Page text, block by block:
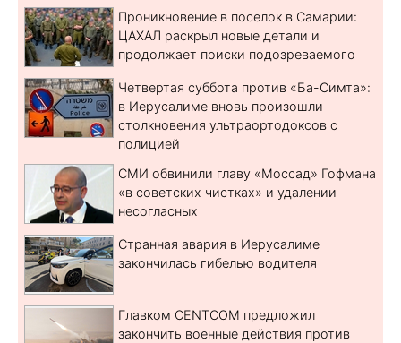
Проникновение в поселок в Самарии:
ЦАХАЛ раскрыл новые детали и
продолжает поиски подозреваемого
Четвертая суббота против «Ба-Симта»:
в Иерусалиме вновь произошли
столкновения ультраортодоксов с
полицией
СМИ обвинили главу «Моссад» Гофмана
«в советских чистках» и удалении
несогласных
Странная авария в Иерусалиме
закончилась гибелью водителя
Главком CENTCOM предложил
закончить военные действия против